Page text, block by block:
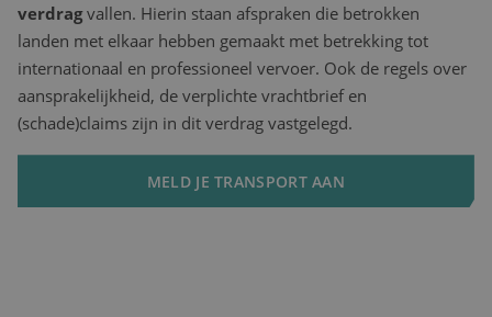
verdragvallen. Hierin staan afspraken die betrokken
landen met elkaar hebben gemaakt met betrekking tot
internationaal en professioneel vervoer. Ook de regels over
aansprakelijkheid, de verplichte vrachtbrief en
(schade)claims zijn in dit verdrag vastgelegd.
MELD JE TRANSPORT AAN